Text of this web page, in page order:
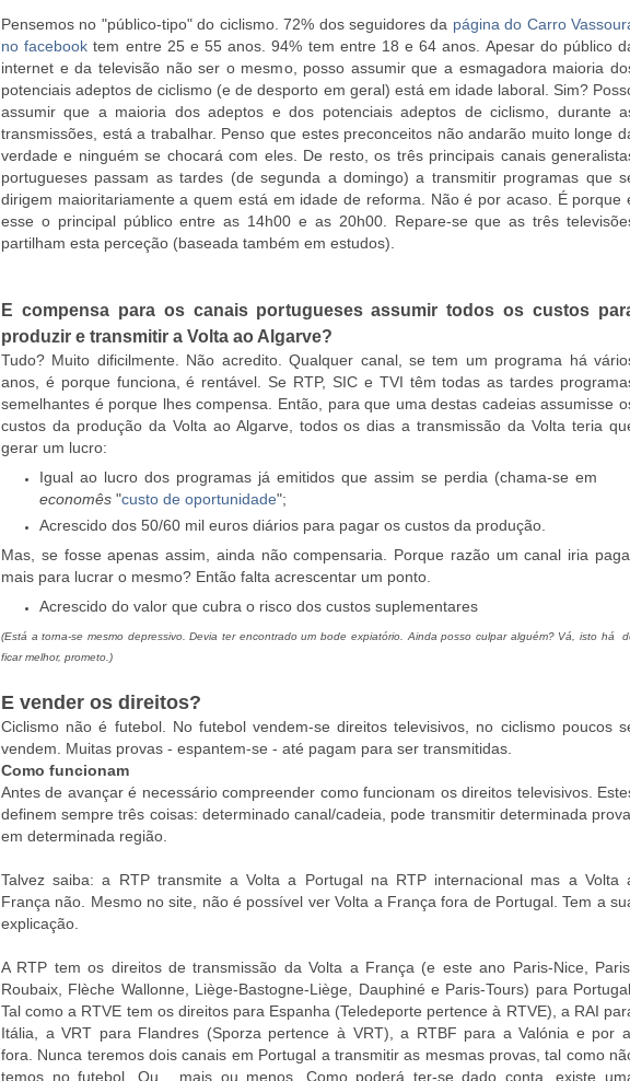
Pensemos no "público-tipo" do ciclismo. 72% dos seguidores da página do Carro
no facebook tem entre 25 e 55 anos. 94% tem entre 18 e 64 anos. Apesar do público
internet e da televisão não ser o mesmo, posso assumir que a esmagadora maioria
potenciais adeptos de ciclismo (e de desporto em geral) está em idade laboral. Sim?
assumir que a maioria dos adeptos e dos potenciais adeptos de ciclismo, durante
transmissões, está a trabalhar. Penso que estes preconceitos não andarão muito longe
verdade e ninguém se chocará com eles. De resto, os três principais canais
portugueses passam as tardes (de segunda a domingo) a transmitir programas que
dirigem maioritariamente a quem está em idade de reforma. Não é por acaso. É porque
esse o principal público entre as 14h00 e as 20h00. Repare-se que as três
partilham esta perceção (baseada também em estudos).
E compensa para os canais portugueses assumir todos os custos
produzir e transmitir a Volta ao Algarve?
Tudo? Muito dificilmente. Não acredito. Qualquer canal, se tem um programa há
anos, é porque funciona, é rentável. Se RTP, SIC e TVI têm todas as tardes
semelhantes é porque lhes compensa. Então, para que uma destas cadeias assumisse
custos da produção da Volta ao Algarve, todos os dias a transmissão da Volta teria
gerar um lucro:
Igual ao lucro dos programas já emitidos que assim se perdia (chama-se em
economês "custo de oportunidade";
Acrescido dos 50/60 mil euros diários para pagar os custos da produção.
Mas, se fosse apenas assim, ainda não compensaria. Porque razão um canal iria
mais para lucrar o mesmo? Então falta acrescentar um ponto.
Acrescido do valor que cubra o risco dos custos suplementares
(Está a torna-se mesmo depressivo. Devia ter encontrado um bode expiatório. Ainda posso culpar alguém? Vá, isto há
ficar melhor, prometo.)
E vender os direitos?
Ciclismo não é futebol. No futebol vendem-se direitos televisivos, no ciclismo poucos
vendem. Muitas provas - espantem-se - até pagam para ser transmitidas.
Como funcionam
Antes de avançar é necessário compreender como funcionam os direitos televisivos.
definem sempre três coisas: determinado canal/cadeia, pode transmitir determinada prova,
em determinada região.
Talvez saiba: a RTP transmite a Volta a Portugal na RTP internacional mas a Volta
França não. Mesmo no site, não é possível ver Volta a França fora de Portugal. Tem a
explicação.
A RTP tem os direitos de transmissão da Volta a França (e este ano Paris-Nice,
Roubaix, Flèche Wallonne, Liège-Bastogne-Liège, Dauphiné e Paris-Tours) para Portugal.
Tal como a RTVE tem os direitos para Espanha (Teledeporte pertence à RTVE), a RAI
Itália, a VRT para Flandres (Sporza pertence à VRT), a RTBF para a Valónia e por
fora. Nunca teremos dois canais em Portugal a transmitir as mesmas provas, tal como
temos no futebol. Ou... mais ou menos. Como poderá ter-se dado conta, existe